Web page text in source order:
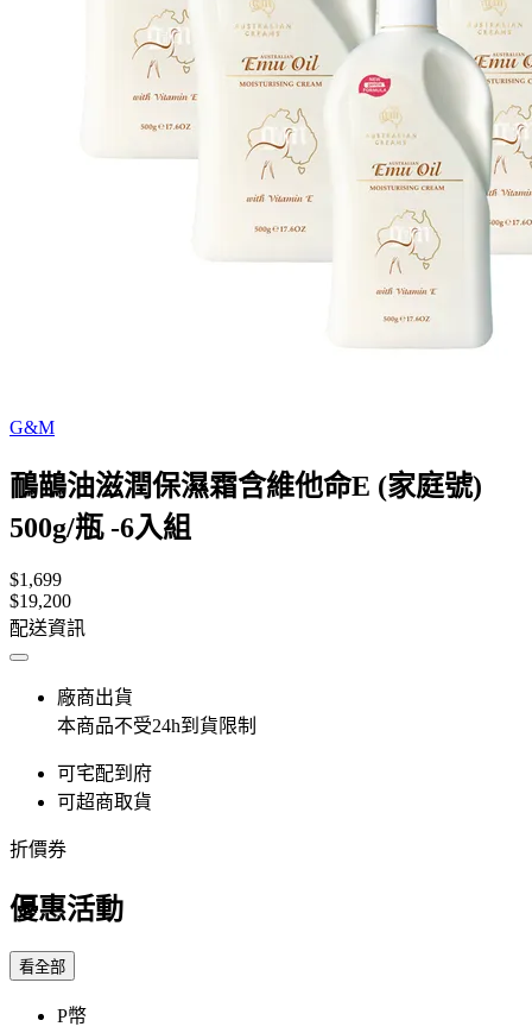
G&M
鴯鶓油滋潤保濕霜含維他命E (家庭號)
500g/瓶 -6入組
$1,699
$19,200
配送資訊
廠商出貨
本商品不受24h到貨限制
可宅配到府
可超商取貨
折價券
優惠活動
看全部
P幣